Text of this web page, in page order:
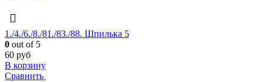
1./4./6./8./81./83./88. Шпилька 5
0 out of 5
60 руб
В корзину
Сравнить